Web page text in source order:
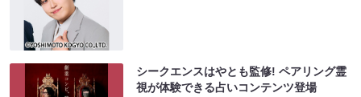
シークエンスはやとも監修! ペアリング霊
視が体験できる占いコンテンツ登場